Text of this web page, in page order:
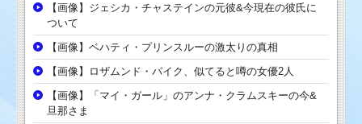
【画像】ジェシカ・チャステインの元彼&今現在の彼氏に
ついて
【画像】ベハティ・プリンスルーの激太りの真相
【画像】ロザムンド・パイク、似てると噂の女優2人
【画像】「マイ・ガール」のアンナ・クラムスキーの今&
旦那さま